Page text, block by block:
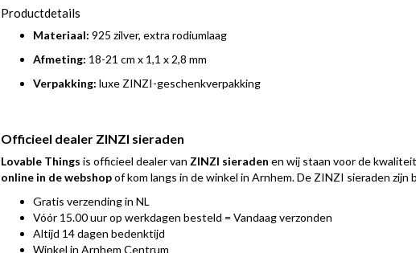
Productdetails
Materiaal: 925 zilver, extra rodiumlaag
Afmeting: 18-21 cm x 1,1 x 2,8 mm
Verpakking: luxe ZINZI-geschenkverpakking
Officieel dealer ZINZI sieraden
Lovable Things is officieel dealer van ZINZI sieraden en wij staan voor de
online in de webshopof kom langs in de winkel in Arnhem. De ZINZI sieraden zijn
Gratis verzending in NL
Vóór 15.00 uur op werkdagen besteld = Vandaag verzonden
Altijd 14 dagen bedenktijd
Winkel in Arnhem Centrum